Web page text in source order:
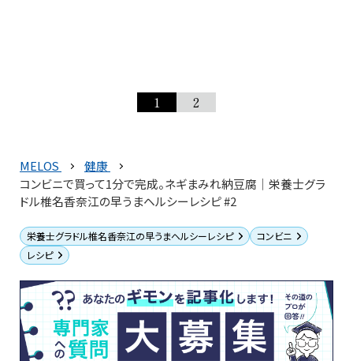
1 2
MELOS
健康
コンビニで買って1分で完成。ネギまみれ納豆腐│栄養士グラ
ドル椎名香奈江の早うまヘルシーレシピ #2
栄養士グラドル椎名香奈江の早うまヘルシーレシピ
コンビニ
レシピ